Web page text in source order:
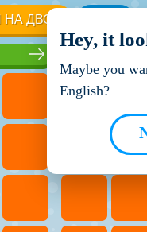
НА ДВОХ
Hey, it
Maybe you
English?